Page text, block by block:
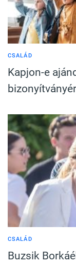
CSALÁD
Kapjon-e
CSALÁD
Buzsik